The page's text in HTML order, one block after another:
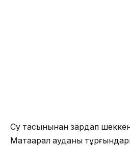
Су тасқынынан зардап
Мақтаарал ауданы